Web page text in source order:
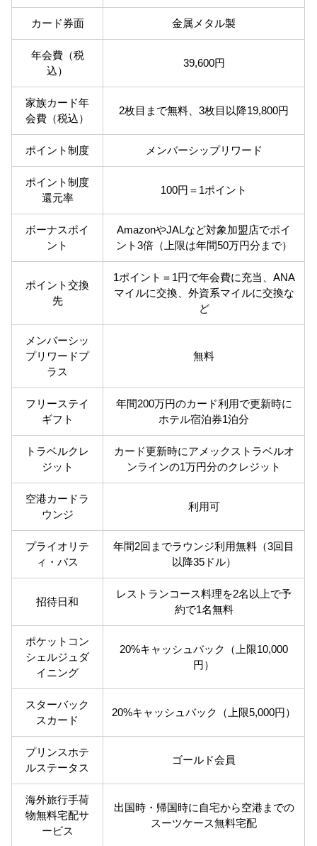
カード券面 金属メタル製
年会費（税
込）
39,600円
家族カード年
会費（税込）
2枚目まで無料、3枚目以降19,800円
ポイント制度 メンバーシップリワード
ポイント制度
還元率
100円＝1ポイント
ボーナスポイ
ント
AmazonやJALなど対象加盟店でポイ
ント3倍（上限は年間50万円分まで）
ポイント交換
先
1ポイント＝1円で年会費に充当、ANA
マイルに交換、外資系マイルに交換な
ど
メンバーシッ
プリワードプ
ラス
無料
フリーステイ
ギフト
年間200万円のカード利用で更新時に
ホテル宿泊券1泊分
トラベルクレ
ジット
カード更新時にアメックストラベルオ
ンラインの1万円分のクレジット
空港カードラ
ウンジ
利用可
プライオリテ
ィ・パス
年間2回までラウンジ利用無料（3回目
以降35ドル）
招待日和
レストランコース料理を2名以上で予
約で1名無料
ポケットコン
シェルジュダ
イニング
20%キャッシュバック（上限10,000
円）
スターバック
スカード
20%キャッシュバック（上限5,000円）
プリンスホテ
ルステータス
ゴールド会員
海外旅行手荷
物無料宅配サ
ービス
出国時・帰国時に自宅から空港までの
スーツケース無料宅配